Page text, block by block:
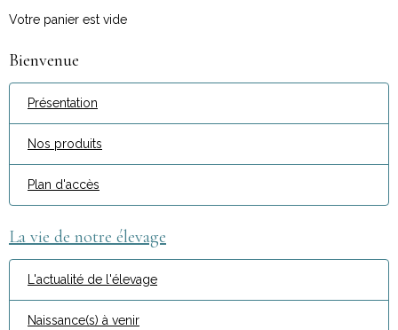
Votre panier est vide
Bienvenue
Présentation
Nos produits
Plan d'accès
La vie de notre élevage
L'actualité de l'élevage
Naissance(s) à venir